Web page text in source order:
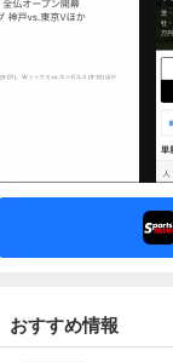
おすすめ情報